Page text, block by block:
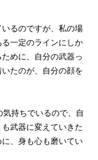
るのですが、私の場
一定のラインにしか
めに、自分の武器っ
たのが、自分の顔を
持ちでいるので、自
武器に変えていきた
、身も心も磨いてい